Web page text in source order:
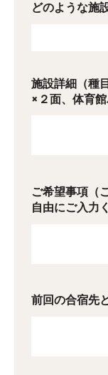
どのような施
施設詳細（種
×２面、体育
ご希望事項（
自由にご入力
前回の合宿先